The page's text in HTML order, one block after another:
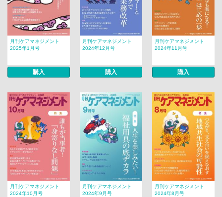
月刊ケアマネジメント
2025年1月号
購入
月刊ケアマネジメント
2024年12月号
購入
月刊ケアマネジメント
2024年11月号
購入
月刊ケアマネジメント
2024年10月号
月刊ケアマネジメント
2024年9月号
月刊ケアマネジメント
2024年8月号